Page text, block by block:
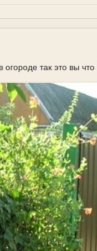
так это вы что